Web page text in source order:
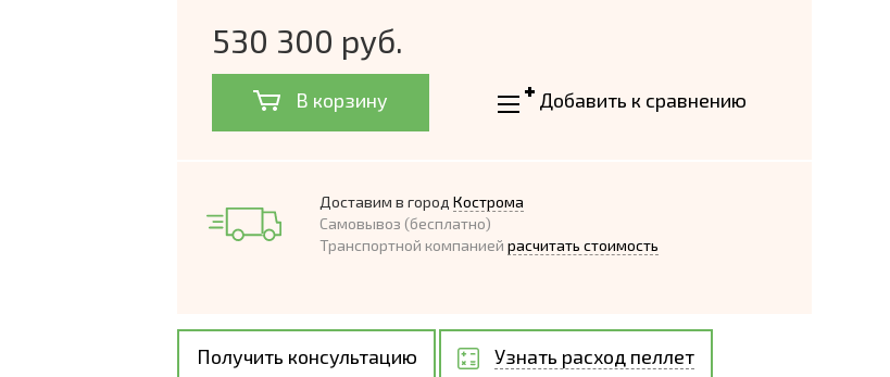
530 300 руб.
В корзину Добавить к сравнению
Доставим в город Кострома
Самовывоз (бесплатно)
Транспортной компанией расчитать стоимость
Получить консультацию Узнать расход пеллет